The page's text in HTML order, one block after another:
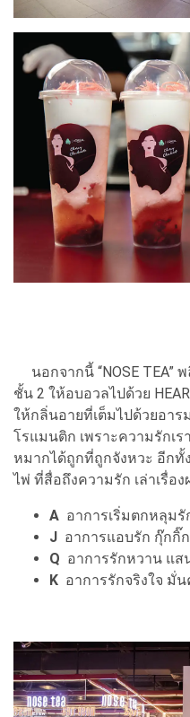
นอกจากนี้ “NOSE TEA”
ชั้น 2 ให้อบอวลไปด้วย
ให้กลิ่นอายที่เต็มไปด้วยอา
โรแมนติก เพราะความรักเร
หมากได้ถูกที่ถูกจังหวะ อีก
ไพ่ ที่สื่อถึงความรัก เล่าเรื่อ
A อาการเริ่มตกหลุมรั
J อาการแอบรัก กุ๊กกิ๊
Q อาการรักหวาน แส
K อาการรักจริงใจ มั่